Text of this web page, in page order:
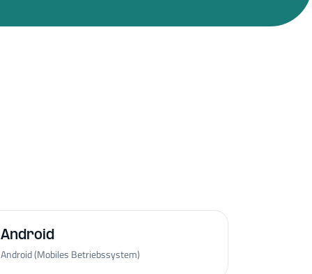
Android
Android (Mobiles Betriebssystem)